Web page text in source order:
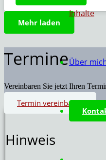
Inhalte
Über
Mehr laden
Termine
Vereinbaren Sie jetzt Ihren
Termin vereinbaren
Hinweis